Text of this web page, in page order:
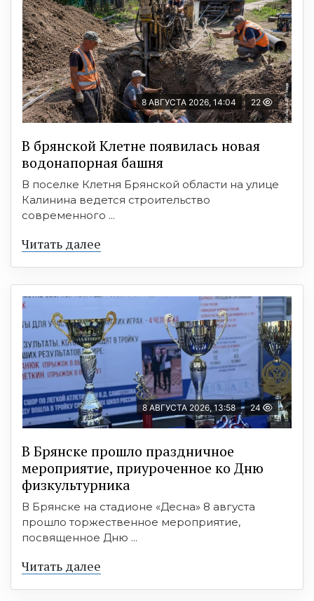
8 АВГУСТА 2026, 14:04 22
В брянской Клетне появилась новая
водонапорная башня
В поселке Клетня Брянской области на улице
Калинина ведется строительство
современного ...
Читать далее
8 АВГУСТА 2026, 13:58 24
В Брянске прошло праздничное
мероприятие, приуроченное ко Дню
физкультурника
В Брянске на стадионе «Десна» 8 августа
прошло торжественное мероприятие,
посвященное Дню ...
Читать далее